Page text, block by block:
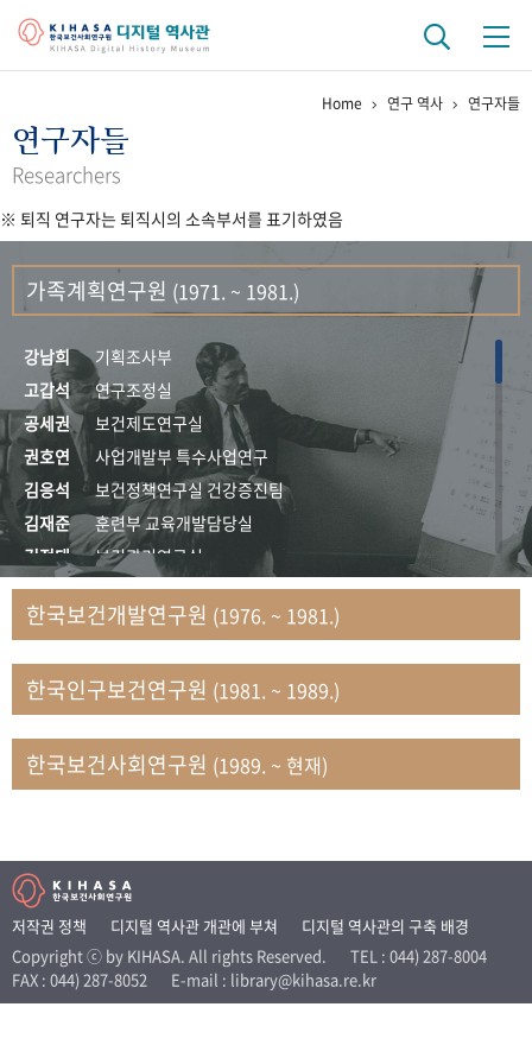
걸어온 길 기관 변천사
연구 역사
정책과 연구 키워드로 보는 연구 역사
연구자들
간행물 변천사
기록물 아카이브
사진 아카이브 문서 기록물 행정박물 영상 기록물
50+1주년 기념
성과 50선 숫자로 보는 50년
세계와 함께 한 KIHASA
VR 역사관
Home 연구 역사 연구자들
연구자들
Researchers
※ 퇴직 연구자는 퇴직시의 소속부서를 표기하였음
가족계획연구원 (1971. ~ 1981.)
강남희
기획조사부
고갑석
연구조정실
공세권
보건제도연구실
권호연
사업개발부 특수사업연구
김응석
보건정책연구실 건강증진팀
김재준
훈련부 교육개발담당실
김정태
보건관리연구실
김지자
연구부 사회개발담당실
김태룡
조사평가부 연구과
문현상
가족복지연구실 인구가족연구팀
박인화
보건정책연구실
박재빈
연구부 인구역학담당실
변종화
보건정책연구실 건강증진팀
송건용
보건정책연구실
송태민
정보통계연구실 빅데이터연구센터
신희설
사업개발부 국제협력연구실
이규식
의료보험연구실
이문기
훈련부
한국보건개발연구원 (1976. ~ 1981.)
한국인구보건연구원 (1981. ~ 1989.)
한국보건사회연구원 (1989. ~ 현재)
저작권 정책 디지털 역사관 개관에 부쳐
디지털 역사관의 구축 배경
Copyright ⓒ by KIHASA. All rights Reserved.
TEL : 044) 287-8004
FAX : 044) 287-8052
E-mail : library@kihasa.re.kr